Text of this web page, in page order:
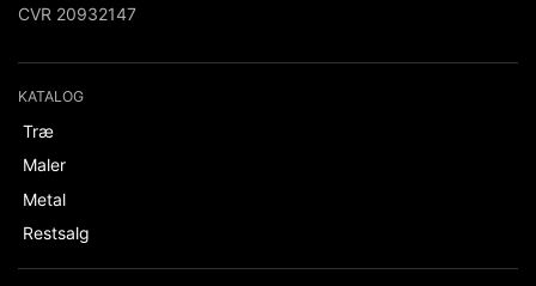
CVR 20932147
KATALOG
Træ
Maler
Metal
Restsalg